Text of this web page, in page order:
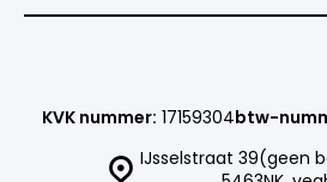
IJsselstraat 39(geen
KVK nummer: 17159304btw-